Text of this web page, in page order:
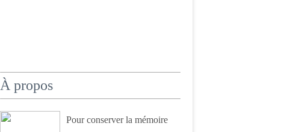
À propos
Pour conserver la mémoire